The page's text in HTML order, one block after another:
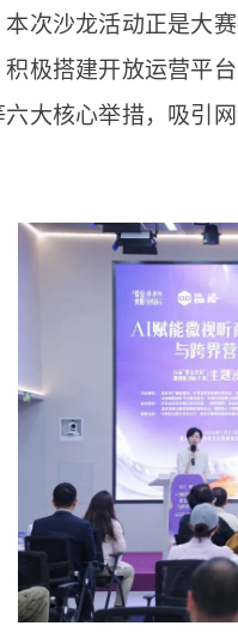
次沙龙活动正是大
极搭建开放运营平
大核心举措，吸引